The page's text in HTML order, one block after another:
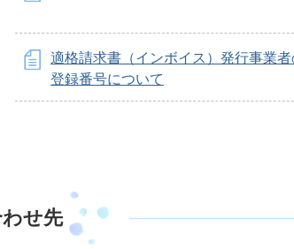
適格請求書（インボイス）発行事業
登録番号について
せ先